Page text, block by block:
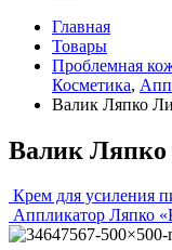
Главная
Товары
Проблемная
Косметика,
Валик Ляпко
Валик
Крем для усиления
Аппликатор Ляпко